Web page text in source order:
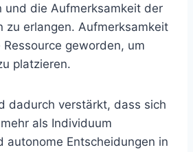
und die Aufmerksamkeit der
zu erlangen. Aufmerksamkeit
geworden, um
platzieren.
dadurch verstärkt, dass sich
als Individuum
autonome Entscheidungen in